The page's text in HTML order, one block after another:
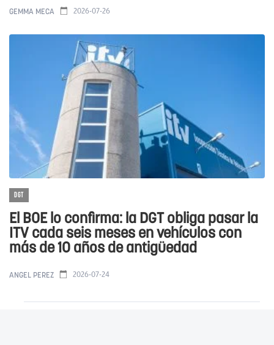
GEMMA MECA 2026-07-26
DGT
El BOE lo confirma: la DGT obliga pasar la
ITV cada seis meses en vehículos con
más de 10 años de antigüedad
ÁNGEL PÉREZ 2026-07-24